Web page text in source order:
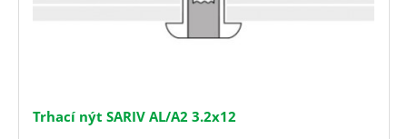
Trhací nýt SARIV AL/A2 3.2x12